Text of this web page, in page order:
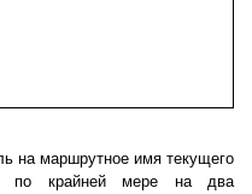
на маршрутное имя текущего
по крайней мере на два